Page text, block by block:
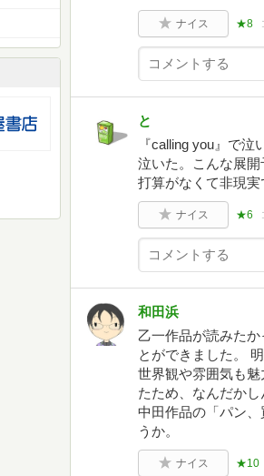
ナイス ★8
と
『calling you』で
泣いた。こんな展
打算がなくて非現実
ナイス ★6
和田浜
乙一作品が読みた
とができました。
世界観や雰囲気も
たため、なんだか
中田作品の「パン
うか。
ナイス ★10